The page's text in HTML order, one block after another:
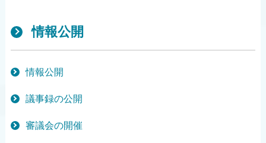
情報公開
情報公開
議事録の公開
審議会の開催